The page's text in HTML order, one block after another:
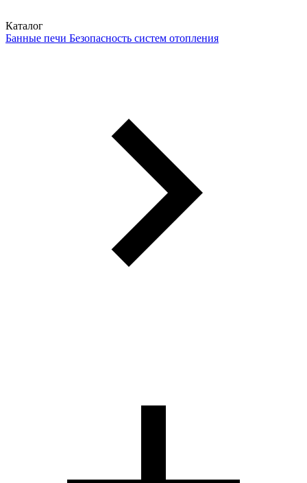
Каталог
Банные печи Безопасность систем отопления